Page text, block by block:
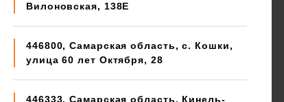
Вилоновская, 138E
446800, Самарская область, с. Кошки,
улица 60 лет Октября, 28
446333, Самарская область, Кинель-